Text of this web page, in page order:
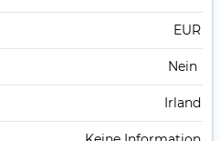
EUR
Nein
Irland